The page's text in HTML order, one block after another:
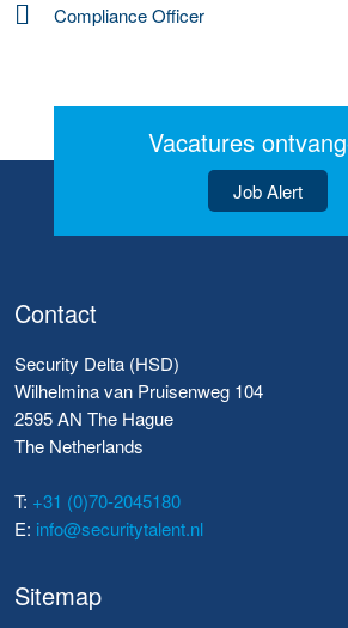
Compliance Officer
Vacatures
Job Alert
Contact
Security Delta (HSD)
Wilhelmina van Pruisenweg 104
2595 AN The Hague
The Netherlands
T: +31 (0)70-2045180
E: info@securitytalent.nl
Sitemap